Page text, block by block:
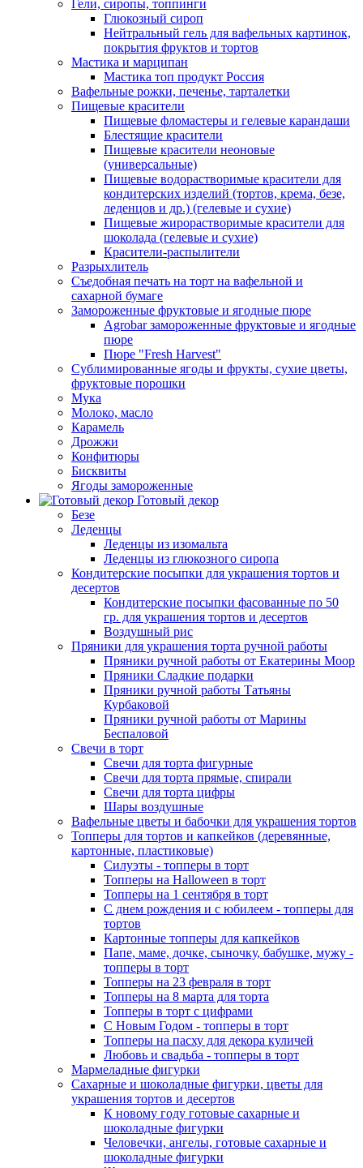
Гели, сиропы, топпинги
Глюкозный сироп
Нейтральный гель для вафельных картинок,
покрытия фруктов и тортов
Мастика и марципан
Мастика топ продукт Россия
Вафельные рожки, печенье, тарталетки
Пищевые красители
Пищевые фломастеры и гелевые карандаши
Блестящие красители
Пищевые красители неоновые
(универсальные)
Пищевые водорастворимые красители для
кондитерских изделий (тортов, крема, безе,
леденцов и др.) (гелевые и сухие)
Пищевые жирорастворимые красители для
шоколада (гелевые и сухие)
Красители-распылители
Разрыхлитель
Съедобная печать на торт на вафельной и
сахарной бумаге
Замороженные фруктовые и ягодные пюре
Agrobar замороженные фруктовые и ягодные
пюре
Пюре "Fresh Harvest"
Сублимированные ягоды и фрукты, сухие цветы,
фруктовые порошки
Мука
Молоко, масло
Карамель
Дрожжи
Конфитюры
Бисквиты
Ягоды замороженные
Готовый декор
Безе
Леденцы
Леденцы из изомальта
Леденцы из глюкозного сиропа
Кондитерские посыпки для украшения тортов и
десертов
Кондитерские посыпки фасованные по 50
гр. для украшения тортов и десертов
Воздушный рис
Пряники для украшения торта ручной работы
Пряники ручной работы от Екатерины Моор
Пряники Сладкие подарки
Пряники ручной работы Татьяны
Курбаковой
Пряники ручной работы от Марины
Беспаловой
Свечи в торт
Свечи для торта фигурные
Свечи для торта прямые, спирали
Свечи для торта цифры
Шары воздушные
Вафельные цветы и бабочки для украшения тортов
Топперы для тортов и капкейков (деревянные,
картонные, пластиковые)
Силуэты - топперы в торт
Топперы на Halloween в торт
Топперы на 1 сентября в торт
С днем рождения и с юбилеем - топперы для
тортов
Картонные топперы для капкейков
Папе, маме, дочке, сыночку, бабушке, мужу -
топперы в торт
Топперы на 23 февраля в торт
Топперы на 8 марта для торта
Топперы в торт с цифрами
С Новым Годом - топперы в торт
Топперы на пасху для декора куличей
Любовь и свадьба - топперы в торт
Мармеладные фигурки
Сахарные и шоколадные фигурки, цветы для
украшения тортов и десертов
К новому году готовые сахарные и
шоколадные фигурки
Человечки, ангелы, готовые сахарные и
шоколадные фигурки